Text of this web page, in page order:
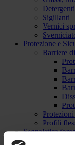
Detergenti
Sigillanti
Vernici
Protezione e
Barriere
Profili
Segnaletica